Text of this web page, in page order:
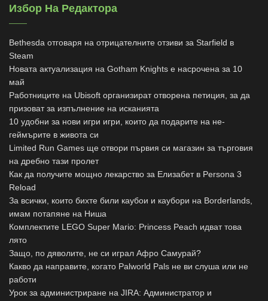
Избор На Редактора
Bethesda отговаря на отрицателните отзиви за Starfield в
Steam
Новата актуализация на Gotham Knights е насрочена за 10
май
Работниците на Ubisoft организират отворена петиция, за да
призоват за изпълнение на исканията
10 удобни за нови игри игри, които да подарите на не-
геймърите в живота си
Limited Run Games ще отвори първия си магазин за търговия
на дребно тази пролет
Как да получите мощно лекарство за Елизабет в Persona 3
Reload
За всички, които бихте били каубои и каубори на Borderlands,
имам потапяне на Ниша
Комплектите LEGO Super Mario: Princess Peach идват това
лято
Защо, по дяволите, не си играл Афро Самурай?
Какво да направите, когато Palworld Pals не ви слуша или не
работи
Урок за администриране на JIRA: Администратор и